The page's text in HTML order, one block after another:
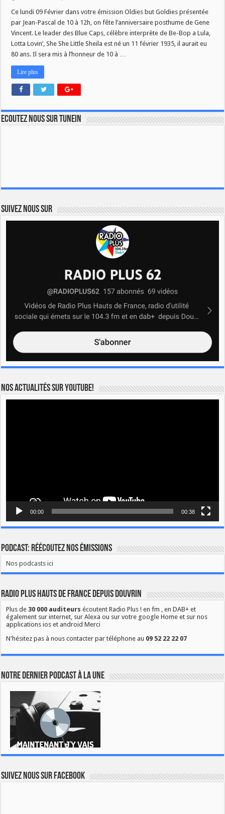
but
spéciale
Gene
Vincent
Ce lundi 09 Février dans votre émission Oldies but Goldies présentée
par Jean-Pascal de 10 à 12h, on fête l’anniversaire posthume de Gene
Vincent. Le leader des Blue Caps, célèbre interprète de Be-Bop a Lula,
Lotta Lovin’, She She Little Sheila est né un 11 février 1935, il aurait eu
80 ans. Il sera mis à l’honneur de 10 à …
Lire plus
Ecoutez nous sur TuneIn
Suivez nous sur
Nos actualités sur YOUTUBE!
00:00 00:38
Podcast: Réécoutez nos émissions
Nos podcasts ici
Radio Plus Hauts de France depuis Douvrin
Plus de30 000 auditeurs écoutent Radio Plus ! en fm , en DAB+ et
également sur internet, sur Alexa ou sur votre google Home et sur nos
applications ios et android Merci
N'hésitez pas à nous contacter par téléphone au 09 52 22 22 07
Notre dernier podcast à la une
Suivez nous sur Facebook